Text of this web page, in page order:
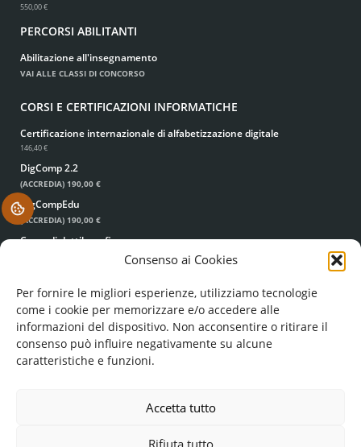
Consenso ai Cookies
Per fornire le migliori esperienze, utilizziamo tecnologie
come i cookie per memorizzare e/o accedere alle
informazioni del dispositivo. Non acconsentire o ritirare il
consenso può influire negativamente su alcune
caratteristiche e funzioni.
Accetta tutto
Rifiuta tutto
550,00 €
PERCORSI ABILITANTI
Abilitazione all'insegnamento
VAI ALLE CLASSI DI CONCORSO
CORSI E CERTIFICAZIONI INFORMATICHE
Certificazione internazionale di alfabetizzazione digitale
146,40 €
DigComp 2.2
(ACCREDIA) 190,00 €
DigCompEdu
(ACCREDIA) 190,00 €
Corso di dattilografia
.